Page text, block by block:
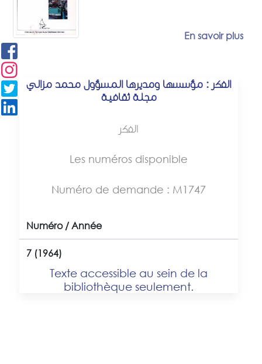
En savoir plus
الفكر : مؤسسها ومديرها المسؤول محمد مزالي
مجلة ثقافية
الفكر
Les numéros disponible
Numéro de demande : M1747
Numéro / Année
7 (1964)
Texte accessible au sein de la
bibliothèque seulement.